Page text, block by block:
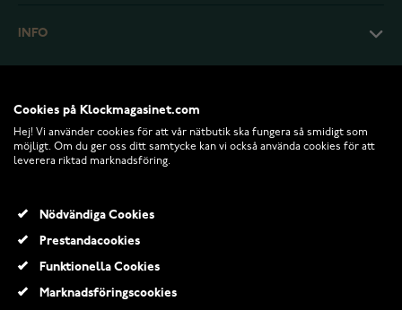
INFO
Cookies på Klockmagasinet.com
Hej! Vi använder cookies för att vår nätbutik ska fungera så smidigt som
möjligt. Om du ger oss ditt samtycke kan vi också använda cookies för att
leverera riktad marknadsföring.
Nödvändiga Cookies
Prestandacookies
Funktionella Cookies
Marknadsföringscookies